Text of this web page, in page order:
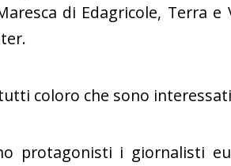
di Edagricole, Terra
coloro che sono
protagonisti i giornalisti